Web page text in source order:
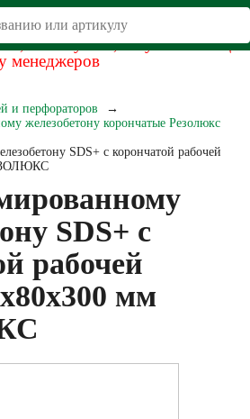
экономической
пожалуйста, актуальность цен
менеджеров
и перфораторов
железобетону корончатые Резолюкс
SDS+ с корончатой рабочей
SDS+ с
рабочей
мм